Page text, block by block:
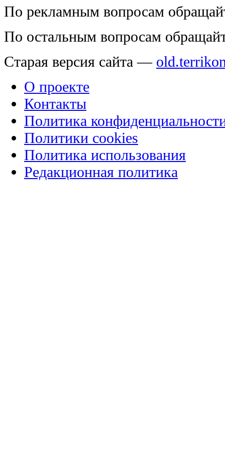
По рекламным вопросам
По остальным вопросам
Старая версия сайта —
О проекте
Контакты
Политика
Политики cookies
Политика использования
Редакционная политика